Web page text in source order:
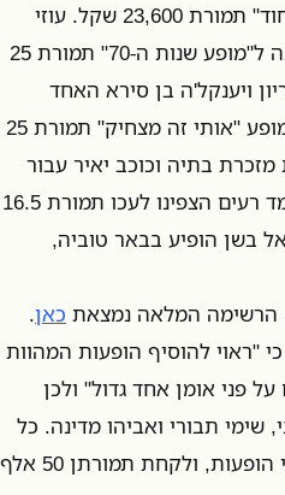
שמעון במופע "שרים ביחד, ולחוד" תמורת 23,600 שקל. עוזי
פוקס וגבי שושן הדרימו לדימונה ל"מופע שנות ה-70" תמורת 25
ויענקל'ה בן סירא האחד
והיחיד הפציעו בזכרון יעקב במופע "אותי זה מצחיק" תמורת 25
בתיה וכוכב יאיר עבור
13.5 אלף שקל לכל הופעה. צמד רעים הצפינו לעכו תמורת 16.5
בשן הופיע בבאר טוביה,
הרשימה המלאה נמצאת כאן.
"ראוי להוסיף הופעות המהוות
פני אומן אחד גדול" ולכן
תבורי ואביהו מדינה. כל
אחד מהם היה אמור לתת שתי הופעות, ולקחת תמורתן 50 אלף